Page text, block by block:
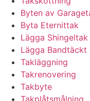
Byten av
Byta Eternittak
Lägga Shingeltak
Lägga
Takläggning
Takrenovering
Takbyte